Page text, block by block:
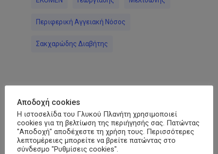
Περιφερική Αγγειακή Νόσος
Σακχαρώδης Διαβήτης
Γραμματεία ΠΟΣΣΑΣΔΙΑ
Αποδοχή cookies
Η ιστοσελίδα του Γλυκού Πλανήτη χρησιμοποιεί
cookies για τη βελτίωση της περιήγησής σας. Πατώντας
"Αποδοχή" αποδέχεστε τη χρήση τους. Περισσότερες
λεπτομέρειες μπορείτε να βρείτε πατώντας στο
σύνδεσμο "Ρυθμίσεις cookies".